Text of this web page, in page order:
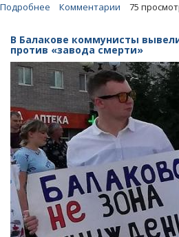
Подробнее
опасного
завода
в
Горном
подписались
более
70
тысяч
человек
Комментарии 75
В Балакове коммунисты
против «завода смерти»